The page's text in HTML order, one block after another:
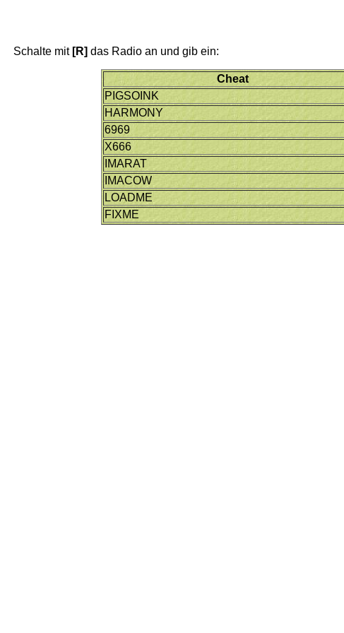
Schalte mit [R] das Radio an und gib ein:
Cheat
PIGSOINK
HARMONY
6969
X666
IMARAT
IMACOW
LOADME
FIXME